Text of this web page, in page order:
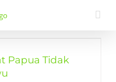
Papua Tidak